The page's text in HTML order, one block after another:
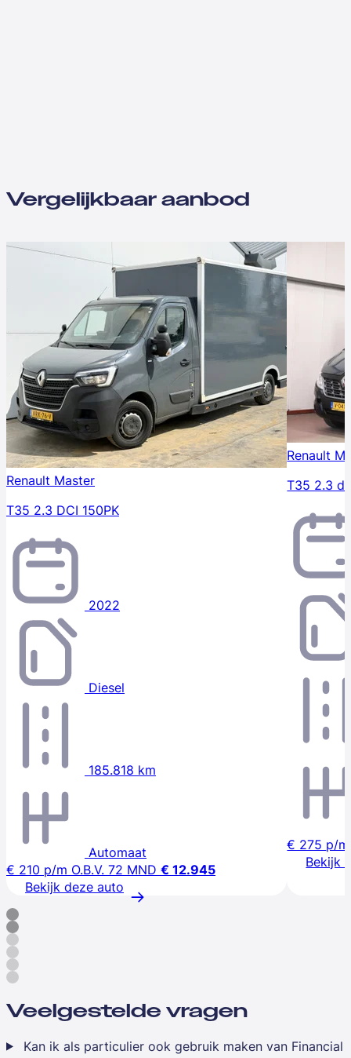
Vergelijkbaar aanbod
Renault Master
T35 2.3 DCI 150PK
2022
Diesel
185.818 km
Automaat
€ 210 p/m O.B.V. 72 MND € 12.945
Bekijk deze auto
Renault
T35 2.3
€ 275 p/m
Bekijk
Veelgestelde vragen
Kan ik als particulier ook gebruik maken van Financial